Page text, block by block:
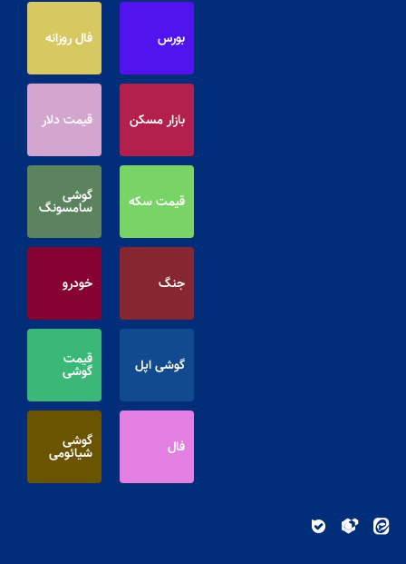
بورس فال روزانه
بازار مسکن قیمت دلار
قیمت سکه گوشی
سامسونگ
جنگ خودرو
گوشی اپل قیمت
گوشی
فال گوشی
شیائومی